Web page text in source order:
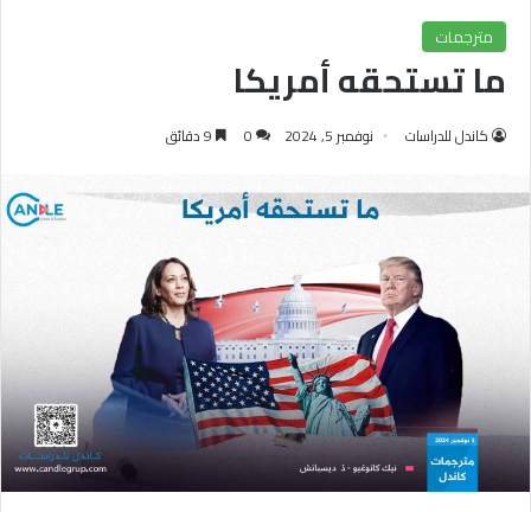
مترجمات
ما تستحقه أمريكا
كاندل للدراسات نوفمبر 5, 2024 0